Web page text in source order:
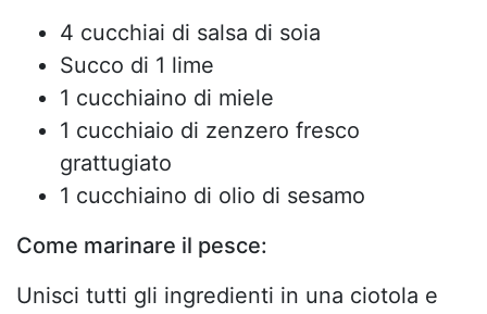
4 cucchiai di salsa di soia
Succo di 1 lime
1 cucchiaino di miele
1 cucchiaio di zenzero fresco
grattugiato
1 cucchiaino di olio di sesamo
Come marinare il pesce:
Unisci tutti gli ingredienti in una ciotola e